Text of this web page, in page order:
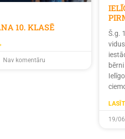
10. KLASĒ
Nav komentāru
Š.g.
19/